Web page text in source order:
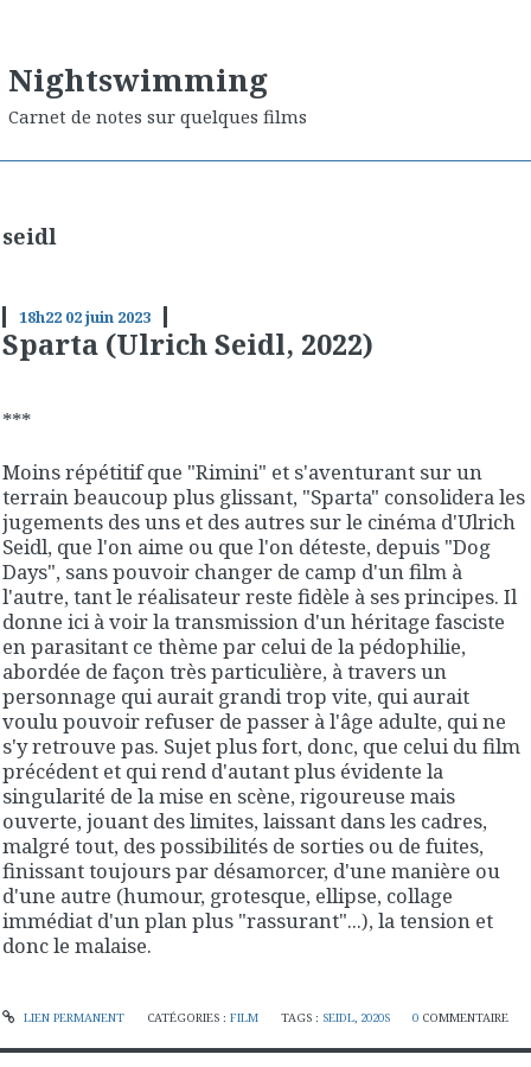
Nightswimming
Carnet de notes sur quelques films
seidl
18h22 02juin 2023
Sparta (Ulrich Seidl, 2022)
***
Moins répétitif que "Rimini" et s'aventurant sur un
terrain beaucoup plus glissant, "Sparta" consolidera les
jugements des uns et des autres sur le cinéma d'Ulrich
Seidl, que l'on aime ou que l'on déteste, depuis "Dog
Days", sans pouvoir changer de camp d'un film à
l'autre, tant le réalisateur reste fidèle à ses principes. Il
donne ici à voir la transmission d'un héritage fasciste
en parasitant ce thème par celui de la pédophilie,
abordée de façon très particulière, à travers un
personnage qui aurait grandi trop vite, qui aurait
voulu pouvoir refuser de passer à l'âge adulte, qui ne
s'y retrouve pas. Sujet plus fort, donc, que celui du film
précédent et qui rend d'autant plus évidente la
singularité de la mise en scène, rigoureuse mais
ouverte, jouant des limites, laissant dans les cadres,
malgré tout, des possibilités de sorties ou de fuites,
finissant toujours par désamorcer, d'une manière ou
d'une autre (humour, grotesque, ellipse, collage
immédiat d'un plan plus "rassurant"...), la tension et
donc le malaise.
LIEN PERMANENT CATÉGORIES : FILM TAGS : SEIDL, 2020S 0 COMMENTAIRE